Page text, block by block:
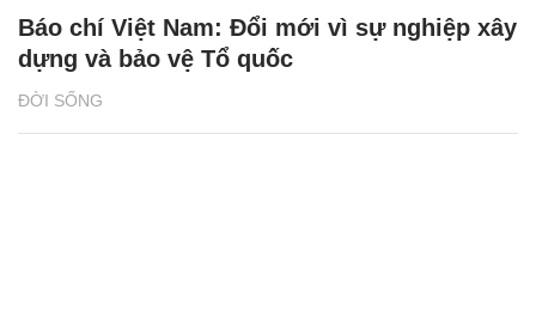
ĐỜI SỐNG
Báo chí Việt Nam: Đổi mới vì sự nghiệp xây
dựng và bảo vệ Tổ quốc